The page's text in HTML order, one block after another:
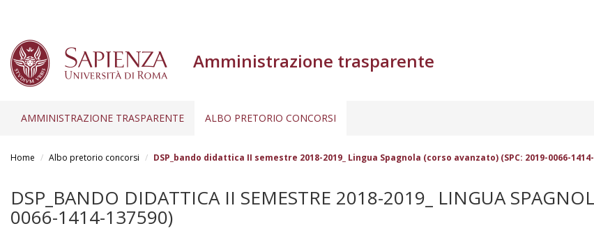
Amministrazione trasparente
AMMINISTRAZIONE TRASPARENTE ALBO PRETORIO CONCORSI
Home Albo pretorio concorsi DSP_bando didattica II semestre 2018-2019_ Lingua Spagnola (corso avanzato) (SPC: 2019-0066-
DSP_BANDO DIDATTICA II SEMESTRE 2018-2019_ LINGUA
0066-1414-137590)